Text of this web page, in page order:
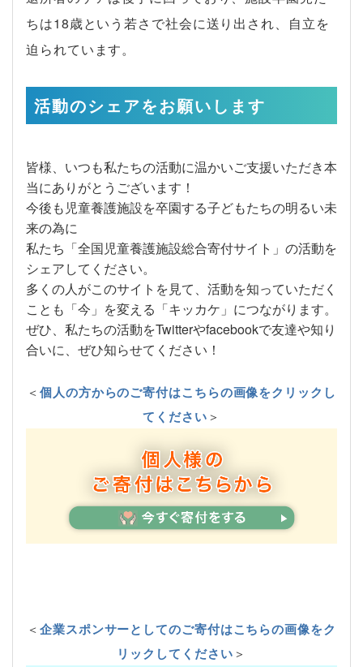
ちは18歳という若さで社会に送り出され、自立を
迫られています。
活動のシェアをお願いします
皆様、いつも私たちの活動に温かいご支援いただき本
当にありがとうございます！
今後も児童養護施設を卒園する子どもたちの明るい未
来の為に
私たち「全国児童養護施設総合寄付サイト」の活動を
シェアしてください。
多くの人がこのサイトを見て、活動を知っていただく
ことも「今」を変える「キッカケ」につながります。
ぜひ、私たちの活動をTwitterやfacebookで友達や知り
合いに、ぜひ知らせてください！
＜個人の方からのご寄付はこちらの画像をクリックし
てください＞
＜企業スポンサーとしてのご寄付はこちらの画像をク
リックしてください＞